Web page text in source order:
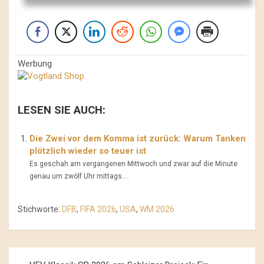
Werbung
LESEN SIE AUCH:
Die Zwei vor dem Komma ist zurück: Warum Tanken
plötzlich wieder so teuer ist
Es geschah am vergangenen Mittwoch und zwar auf die Minute
genau um zwölf Uhr mittags....
Stichworte: DFB, FIFA 2026, USA, WM 2026